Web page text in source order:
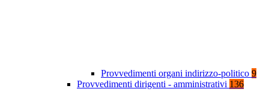
Provvedimenti organi indirizzo-politico 9
Provvedimenti dirigenti - amministrativi 136